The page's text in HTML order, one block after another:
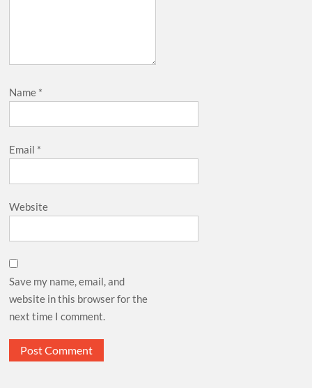
Name *
Email *
Website
Save my name, email, and
website in this browser for the
next time I comment.